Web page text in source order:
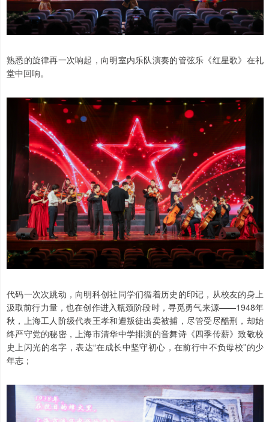
熟悉的旋律再一次响起，向明室内乐队演奏的管弦乐《红星歌》在礼
堂中回响。
代码一次次跳动，向明科创社同学们循着历史的印记，从校友的身上
汲取前行力量，也在创作进入瓶颈阶段时，寻觅勇气来源——1948年
秋，上海工人阶级代表王孝和遭叛徒出卖被捕，尽管受尽酷刑，却始
终严守党的秘密，上海市清华中学排演的音舞诗《四季传薪》致敬校
史上闪光的名字，表达“在成长中坚守初心，在前行中不负母校”的少
年志；